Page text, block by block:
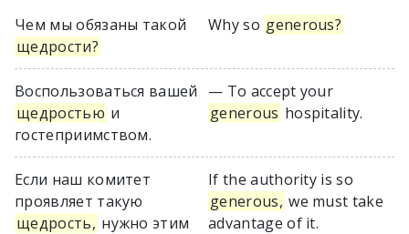
Чем мы обязаны такой
щедрости?
Why so generous?
Воспользоваться вашей
щедростью и
гостеприимством.
— To accept your
generous hospitality.
Если наш комитет
проявляет такую
щедрость, нужно этим
If the authority is so
generous, we must take
advantage of it.